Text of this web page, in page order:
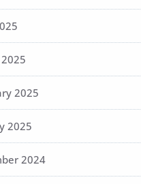
2025
2025
2024